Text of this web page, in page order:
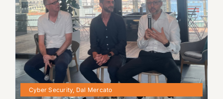
Cyber Security, Dal Mercato